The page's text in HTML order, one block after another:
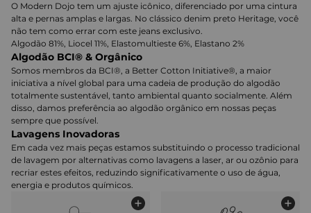
O Modern Dojo tem um ajuste icônico, diferenciado por uma cintura
alta e pernas amplas e largas. No clássico denim preto Heritage, você
não tem como errar com este jeans exclusivo.
Algodão 81%, Liocel 11%, Elastomultieste 6%, Elastano 2%
Algodão BCI® & Orgânico
Somos membros da BCI®, a Better Cotton Initiative®, a maior
iniciativa a nível global para uma cadeia de produção do algodão
totalmente sustentável, tanto ambiental quanto socialmente. Além
disso, damos preferência ao algodão orgânico em nossas peças
sempre que possível.
Lavagens Inovadoras
Em cada vez mais peças estamos substituindo o processo tradicional
de lavagem por alternativas como lavagens a laser, ar ou ozônio para
recriar estes efeitos, reduzindo significativamente o uso de água,
energia e produtos químicos.